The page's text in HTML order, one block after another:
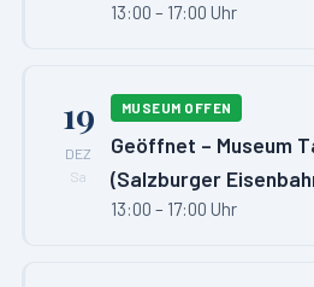
13:00 – 17:00 Uhr
19
DEZ
Sa
MUSEUM OFFEN
Geöffnet – Museum
(Salzburger
13:00 – 17:00 Uhr